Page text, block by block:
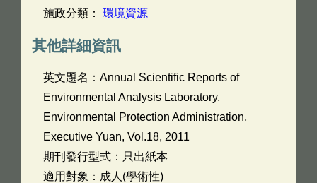
施政分類： 環境資源
其他詳細資訊
英文題名： Annual Scientific Reports of
Environmental Analysis Laboratory,
Environmental Protection Administration,
Executive Yuan, Vol.18, 2011
期刊發行型式：只出紙本
適用對象：成人(學術性)